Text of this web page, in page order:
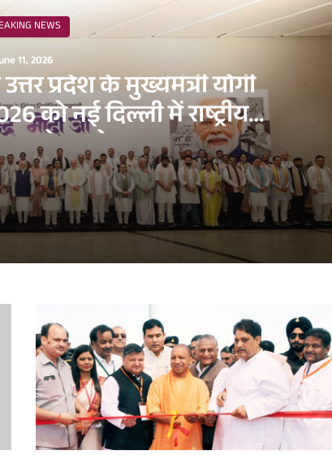
NEWS
11, 2026
उत्तर प्रदेश के मुख्यमंत्री योगी
को नई दिल्ली में राष्ट्रीय
सम्मेलन के अवसर पर
प्रधानमंत्री नरेन्द्र मोदी व उत्तर प्रदेश के मुख्यमंत्री योगी आदित्यनाथ 10 जून, 2026 को नई दिल्ली में राष्ट्रीय जनतांत्रिक गठबंधन सम्मेलन के अवसर पर
को हार्दिक बधाई और शुभकामनाएं दीं
अदालत का आयोजन आज